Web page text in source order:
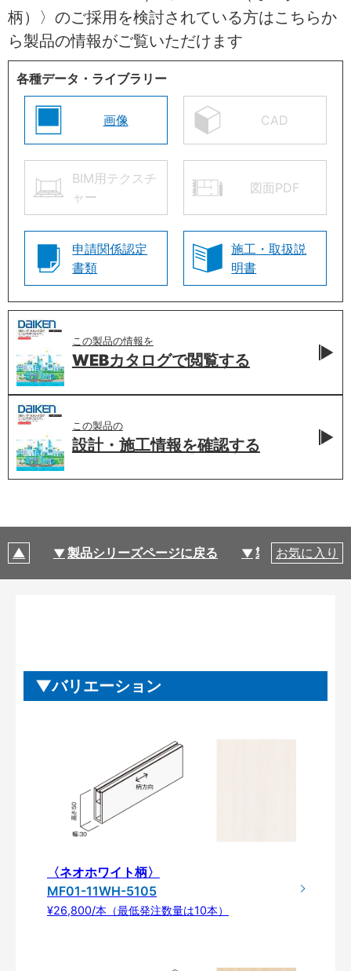
柄）〉のご採用を検討されている方はこちらか
ら製品の情報がご覧いただけます
各種データ・ライブラリー
画像 CAD
BIM用テクスチ
ャー
図面PDF
申請関係認定
書類
施工・取扱説
明書
この製品の情報を
WEBカタログで閲覧する
この製品の
設計・施工情報を確認する
製品シリーズページに戻る 製品仕様
お気に入り
バリエーション
〈ネオホワイト柄〉
MF01-11WH-5105
¥26,800/本（最低発注数量は10本）